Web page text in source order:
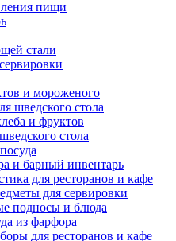
пищи
стали
и мороженого
шведского стола
и фруктов
стола
и барный инвентарь
для ресторанов и кафе
для сервировки
подносы и блюда
из фарфора
для ресторанов и кафе